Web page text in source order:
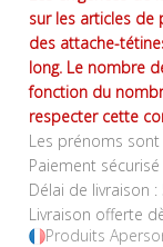
sur les articles
des attache-
long. Le nombre
fonction du
respecter cette
Les prénoms
Paiement
Délai de livraison
Livraison offerte
Produits